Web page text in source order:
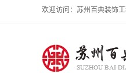
欢迎访问：苏州百典装饰工